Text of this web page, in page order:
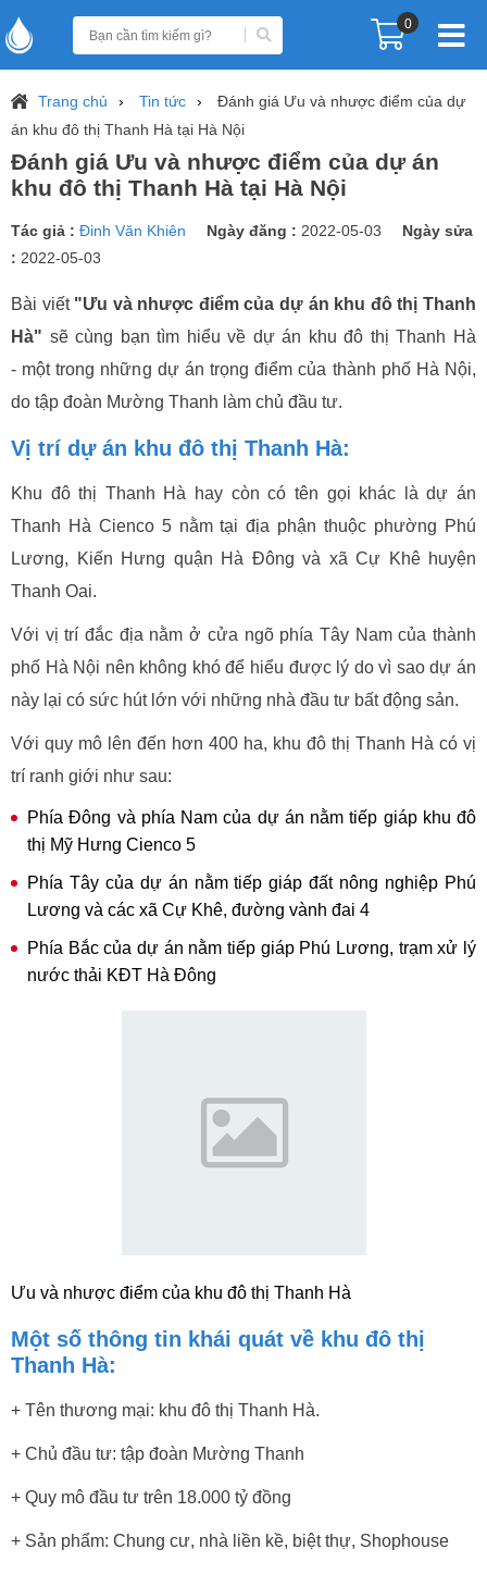
0
Trang chủ Tin tức
Đánh giá Ưu và nhược điểm của dự
án khu đô thị Thanh Hà tại Hà Nội
Đánh giá Ưu và nhược điểm của dự án
khu đô thị Thanh Hà tại Hà Nội
Tác giả : Đinh Văn Khiên Ngày đăng : 2022-05-03
Ngày sửa
: 2022-05-03
Bài viết "Ưu và nhược điểm của dự án khu đô thị Thanh
Hà" sẽ cùng bạn tìm hiểu về dự án khu đô thị Thanh Hà
- một trong những dự án trọng điểm của thành phố Hà Nội,
do tập đoàn Mường Thanh làm chủ đầu tư.
Vị trí dự án khu đô thị Thanh Hà:
Khu đô thị Thanh Hà hay còn có tên gọi khác là dự án
Thanh Hà Cienco 5 nằm tại địa phận thuộc phường Phú
Lương, Kiến Hưng quận Hà Đông và xã Cự Khê huyện
Thanh Oai.
Với vị trí đắc địa nằm ở cửa ngõ phía Tây Nam của thành
phố Hà Nội nên không khó để hiểu được lý do vì sao dự án
này lại có sức hút lớn với những nhà đầu tư bất động sản.
Với quy mô lên đến hơn 400 ha, khu đô thị Thanh Hà có vị
trí ranh giới như sau:
Phía Đông và phía Nam của dự án nằm tiếp giáp khu đô
thị Mỹ Hưng Cienco 5
Phía Tây của dự án nằm tiếp giáp đất nông nghiệp Phú
Lương và các xã Cự Khê, đường vành đai 4
Phía Bắc của dự án nằm tiếp giáp Phú Lương, trạm xử lý
nước thải KĐT Hà Đông
Ưu và nhược điểm của khu đô thị Thanh Hà
Một số thông tin khái quát về khu đô thị
Thanh Hà:
+ Tên thương mại: khu đô thị Thanh Hà.
+ Chủ đầu tư: tập đoàn Mường Thanh
+ Quy mô đầu tư trên 18.000 tỷ đồng
+ Sản phẩm: Chung cư, nhà liền kề, biệt thự, Shophouse